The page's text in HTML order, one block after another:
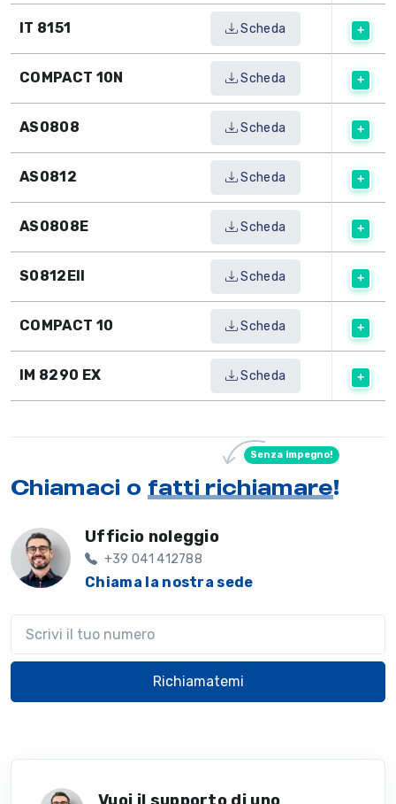
IT 8151 Scheda
COMPACT 10N Scheda
AS0808 Scheda
AS0812 Scheda
AS0808E Scheda
S0812EII Scheda
COMPACT 10 Scheda
IM 8290 EX Scheda
Chiamaci o fatti richiamare!
Senza impegno!
Ufficio noleggio
+39 041 412788
Chiama la nostra sede
Richiamatemi